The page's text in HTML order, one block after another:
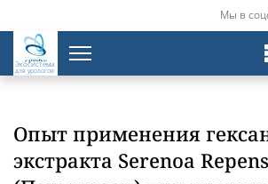
Мы в
Экосистема
для урологов
Опыт применения
экстракта Serenoa Repens